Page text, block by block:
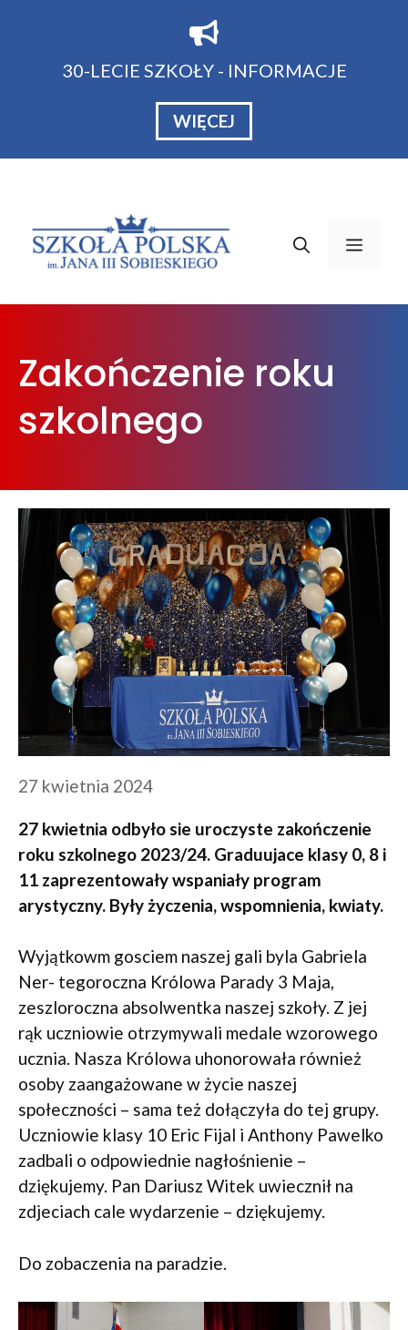
30-LECIE SZKOŁY - INFORMACJE
WIĘCEJ
Menu
Zakończenie roku
szkolnego
27 kwietnia 2024
27 kwietnia odbyło sie uroczyste zakończenie
roku szkolnego 2023/24. Graduujace klasy 0, 8 i
11 zaprezentowały wspaniały program
arystyczny. Były życzenia, wspomnienia, kwiaty.
Wyjątkowm gosciem naszej gali byla Gabriela
Ner- tegoroczna Królowa Parady 3 Maja,
zeszloroczna absolwentka naszej szkoły. Z jej
rąk uczniowie otrzymywali medale wzorowego
ucznia. Nasza Królowa uhonorowała również
osoby zaangażowane w życie naszej
społeczności – sama też dołączyła do tej grupy.
Uczniowie klasy 10 Eric Fijal i Anthony Pawelko
zadbali o odpowiednie nagłośnienie –
dziękujemy. Pan Dariusz Witek uwiecznił na
zdjeciach cale wydarzenie – dziękujemy.
Do zobaczenia na paradzie.